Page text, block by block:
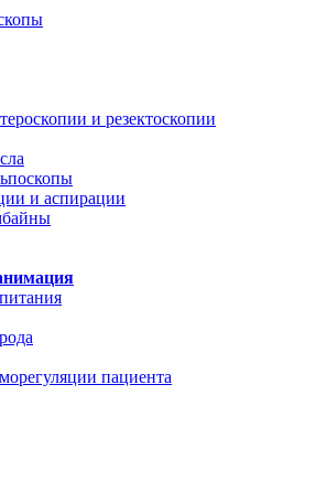
и резектоскопии
и аспирации
пациента